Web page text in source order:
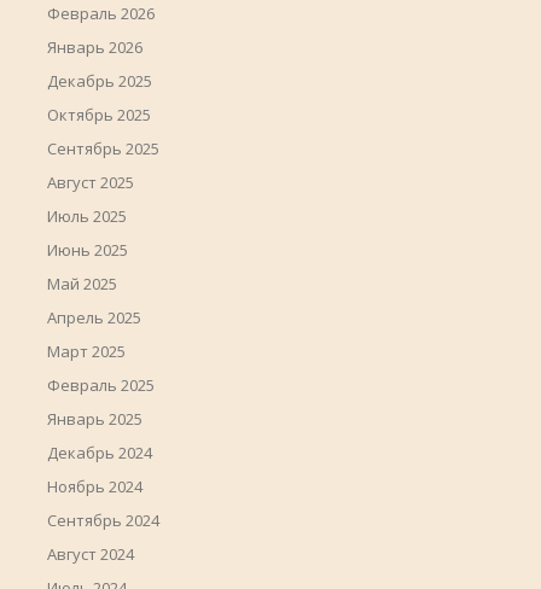
Февраль 2026
Январь 2026
Декабрь 2025
Октябрь 2025
Сентябрь 2025
Август 2025
Июль 2025
Июнь 2025
Май 2025
Апрель 2025
Март 2025
Февраль 2025
Январь 2025
Декабрь 2024
Ноябрь 2024
Сентябрь 2024
Август 2024